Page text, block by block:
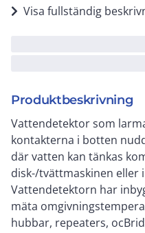
Visa fullständig
Produktbeskrivning
Vattendetektor som
kontakterna i botten
där vatten kan tänkas
disk-/tvättmaskinen eller
Vattendetektorn har
mäta
hubbar, repeaters,